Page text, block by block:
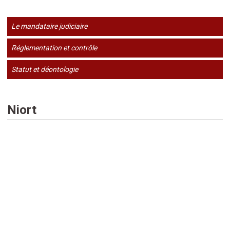
Le mandataire judiciaire
Réglementation et contrôle
Statut et déontologie
Niort